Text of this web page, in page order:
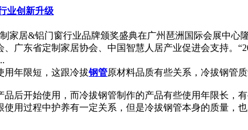
业创新升级
家居&铝门窗行业品牌颁奖盛典在广州琶洲国际会展中
广东省定制家居协会、中国智慧人居产业促进会支持。
用年限短，这跟冷拔钢管原材料品质有些关系，冷拔钢管
后开始使用，而冷拔钢管制作的产品有些使用年限长
用过程中护养有一定关系，但是冷拔钢管本身的质量